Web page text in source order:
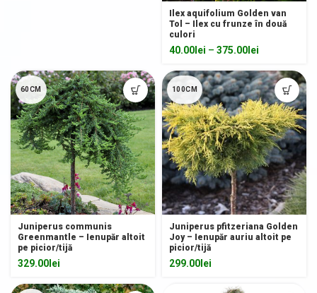
Ilex aquifolium Golden van
Tol – Ilex cu frunze în două
culori
40.00 lei – 375.00 lei
60CM
Juniperus communis
Greenmantle – Ienupăr altoit
pe picior/tijă
329.00 lei
100CM
Juniperus pfitzeriana Golden
Joy – Ienupăr auriu altoit pe
picior/tijă
299.00 lei